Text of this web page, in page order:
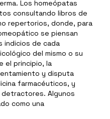
Los homeópatas
consultando libros de
repertorios, donde, para
se piensan
indicios de cada
del mismo o su
el principio, la
y disputa
farmacéuticos, y
Algunos
como una